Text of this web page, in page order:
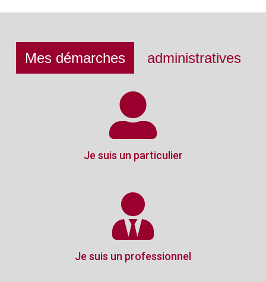
Mes démarches administratives
Je suis un particulier
Je suis un professionnel